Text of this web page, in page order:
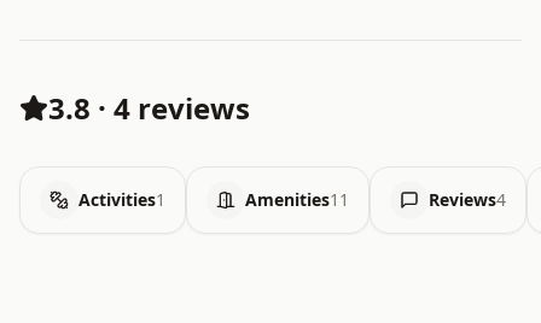
3.8 · 4 reviews
Activities1 Amenities11 Reviews4